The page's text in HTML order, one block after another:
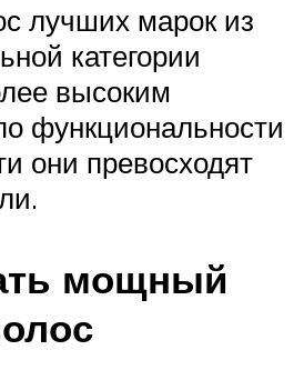
лучших марок из
категории
высоким
функциональности
они превосходят
мощный